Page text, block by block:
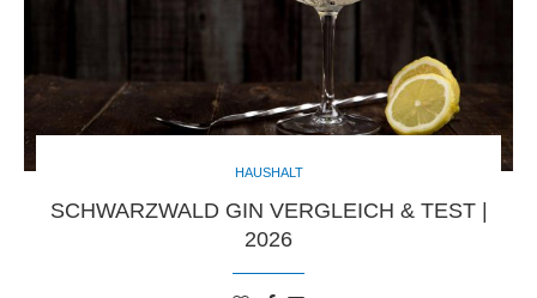
HAUSHALT
SCHWARZWALD GIN VERGLEICH & TEST |
2026